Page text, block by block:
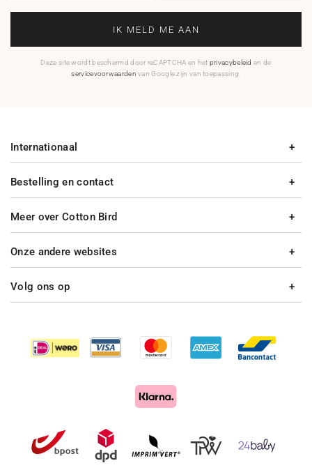
IK MELD ME AAN
Deze site wordt beschermd door reCAPTCHA en het privacybeleid en de
servicevoorwaarden van Google zijn van toepassing.
Bestelling en contact
Meer over Cotton Bird
Internationaal
Onze andere websites
Volg ons op